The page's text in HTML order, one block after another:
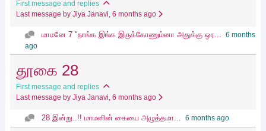
First message and replies
Last message by Jiya Janavi, 6 months ago
மாமனே 7 "நாங்க இங்க இருக்கோணும்னா அதுக்கு ஒர... 6 months
ago
தூகை 28
First message and replies
Last message by Jiya Janavi, 6 months ago
28 இன்று..!! மாமனின் கையை அழுத்தமா... 6 months ago